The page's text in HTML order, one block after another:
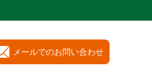
メールでのお問い合わせ